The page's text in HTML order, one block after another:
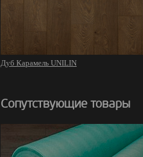
Дуб Карамель UNILIN
Сопутствующие товары